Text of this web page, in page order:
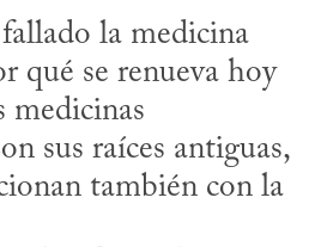
la medicina
qué se renueva hoy
medicinas
sus raíces antiguas,
también con la